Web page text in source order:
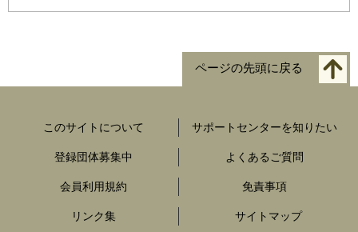
ページの先頭に戻る
このサイトについて サポートセンターを知りたい
登録団体募集中 よくあるご質問
会員利用規約 免責事項
リンク集 サイトマップ